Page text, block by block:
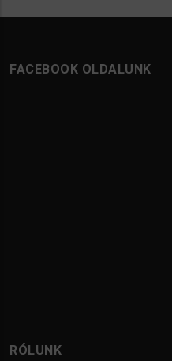
FACEBOOK OLDALUNK
RÓLUNK